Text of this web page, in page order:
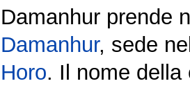
Damanhur prende
Damanhur, sede
Horo. Il nome